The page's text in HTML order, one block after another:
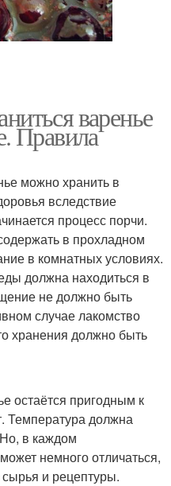
варенье
Правила
можно хранить в
вследствие
процесс порчи.
в прохладном
в комнатных условиях.
должна находиться в
не должно быть
случае лакомство
хранения должно быть
остаётся пригодным к
Температура должна
в каждом
немного отличаться,
сырья и рецептуры.